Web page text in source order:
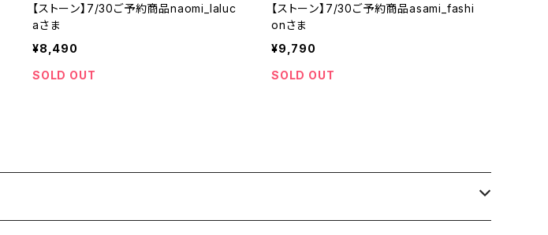
【ストーン】7/30ご予約商品naomi_laluc
aさま
¥8,490
SOLD OUT
【ストーン】7/30ご予約商品asami_fashi
onさま
¥9,790
SOLD OUT